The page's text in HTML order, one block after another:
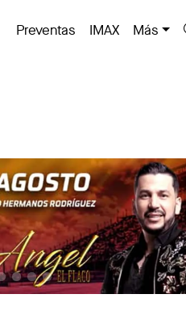
Preventas IMAX Más